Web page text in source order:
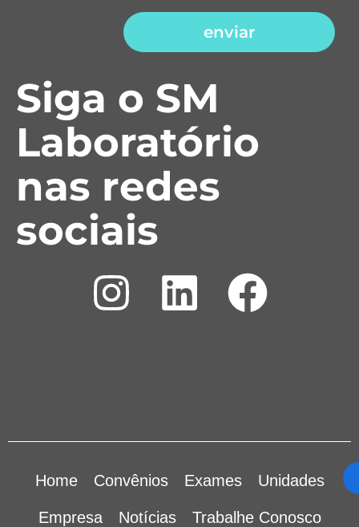
enviar
Siga o SM
Laboratório
nas redes
sociais
Home Convênios Exames Unidades
Empresa Notícias Trabalhe Conosco